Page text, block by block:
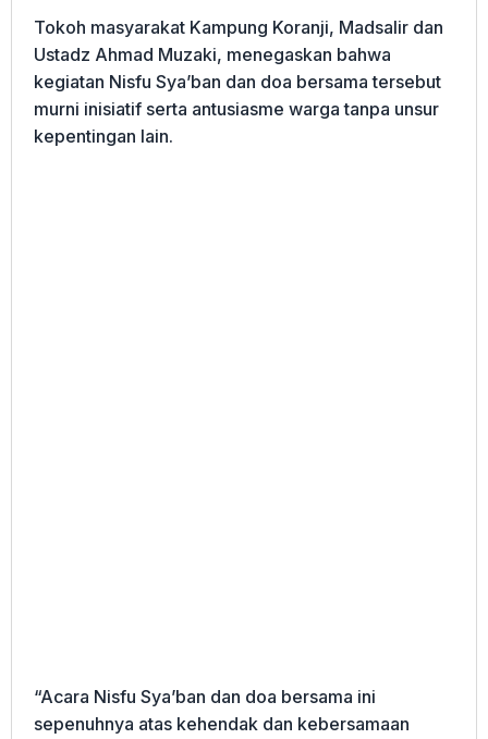
Tokoh masyarakat Kampung Koranji, Madsalir dan
Ustadz Ahmad Muzaki, menegaskan bahwa
kegiatan Nisfu Sya’ban dan doa bersama tersebut
murni inisiatif serta antusiasme warga tanpa unsur
kepentingan lain.
“Acara Nisfu Sya’ban dan doa bersama ini
sepenuhnya atas kehendak dan kebersamaan